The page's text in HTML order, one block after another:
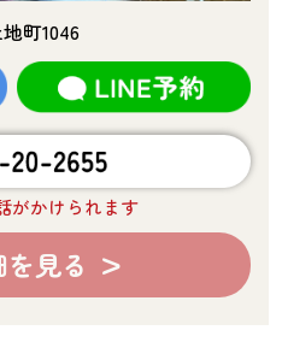
町1046
がかけられます
見る